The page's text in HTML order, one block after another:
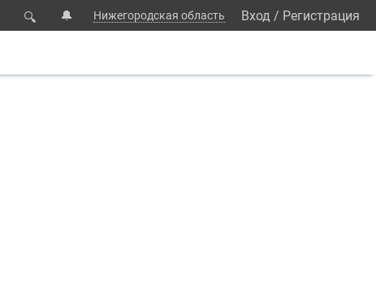
🔍 🔔 Нижегородская область Вход / Регистрация